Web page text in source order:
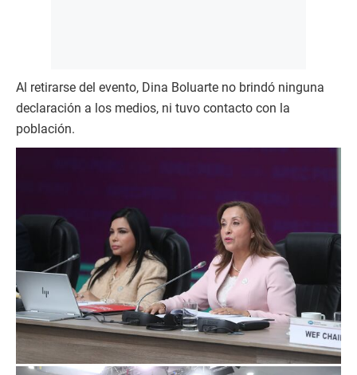
Al retirarse del evento, Dina Boluarte no brindó ninguna
declaración a los medios, ni tuvo contacto con la
población.